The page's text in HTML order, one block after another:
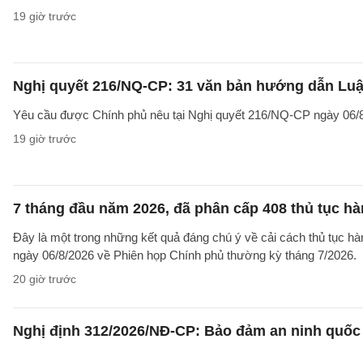
19 giờ trước
Nghị quyết 216/NQ-CP: 31 văn bản hướng dẫn
Yêu cầu được Chính phủ nêu tại Nghị quyết 216/NQ-CP ngày
19 giờ trước
7 tháng đầu năm 2026, đã phân cấp 408 thủ tục
Đây là một trong những kết quả đáng chú ý về cải cách thủ tục
ngày 06/8/2026 về Phiên họp Chính phủ thường kỳ tháng 7/2026.
20 giờ trước
Nghị định 312/2026/NĐ-CP: Bảo đảm an ninh